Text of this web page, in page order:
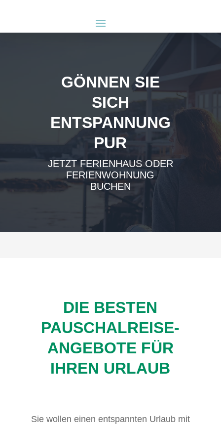
GÖNNEN SIE
SICH
ENTSPANNUNG
PUR
JETZT FERIENHAUS ODER
FERIENWOHNUNG
BUCHEN
DIE BESTEN
PAUSCHALREISE-
ANGEBOTE FÜR
IHREN URLAUB
Sie wollen einen entspannten Urlaub mit